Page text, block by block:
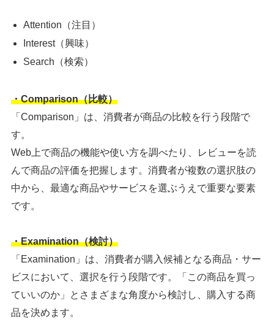
Attention（注目）
Interest（興味）
Search（検索）
・Comparison（比較）
「Comparison」は、消費者が商品の比較を行う段階で
す。
Web上で商品の機能や使い方を調べたり、レビューを読
んで商品の評価を把握します。消費者が複数の選択肢の
中から、最適な商品やサービスを選ぶうえで重要な要素
です。
・Examination（検討）
「Examination」は、消費者が購入候補となる商品・サー
ビスにおいて、選択を行う段階です。「この商品を買っ
ていいのか」とさまざまな角度から検討し、購入する商
品を決めます。